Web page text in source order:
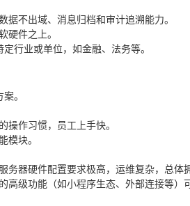
不出域、消息归档和审计追溯能力。
硬件之上。
行业或单位，如金融、法务等。
。
作习惯，员工上手快。
模块。
器硬件配置要求极高，运维复杂，总体
高级功能（如小程序生态、外部连接等）